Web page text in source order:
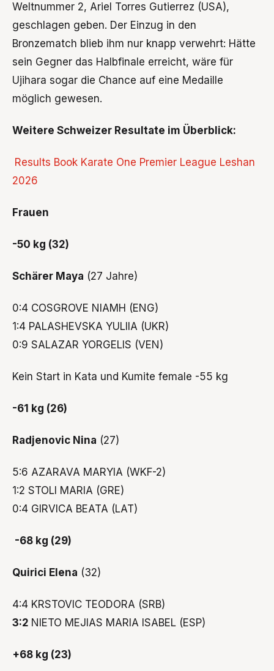
Weltnummer 2, Ariel Torres Gutierrez (USA),
geschlagen geben. Der Einzug in den
Bronzematch blieb ihm nur knapp verwehrt: Hätte
sein Gegner das Halbfinale erreicht, wäre für
Ujihara sogar die Chance auf eine Medaille
möglich gewesen.
Weitere Schweizer Resultate im Überblick:
Results Book Karate One Premier League Leshan
2026
Frauen
-50 kg (32)
Schärer Maya (27 Jahre)
0:4 COSGROVE NIAMH (ENG)
1:4 PALASHEVSKA YULIIA (UKR)
0:9 SALAZAR YORGELIS (VEN)
Kein Start in Kata und Kumite female -55 kg
-61 kg (26)
Radjenovic Nina (27)
5:6 AZARAVA MARYIA (WKF-2)
1:2 STOLI MARIA (GRE)
0:4 GIRVICA BEATA (LAT)
-68 kg (29)
Quirici Elena (32)
4:4 KRSTOVIC TEODORA (SRB)
3:2 NIETO MEJIAS MARIA ISABEL (ESP)
+68 kg (23)